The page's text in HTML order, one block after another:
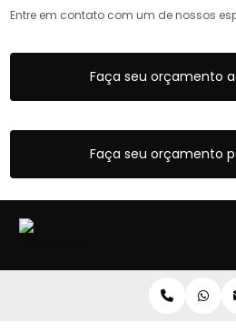
Entre em contato com um de nossos
Faça seu orçamento
Faça seu orçamento